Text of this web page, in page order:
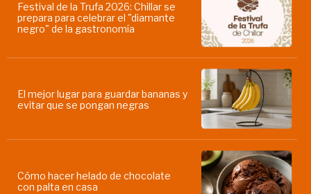
Festival de la Trufa 2026: Chillar se
prepara para celebrar el "diamante
negro" de la gastronomía
El mejor lugar para guardar bananas y
evitar que se pongan negras
Cómo hacer helado de chocolate
con palta en casa